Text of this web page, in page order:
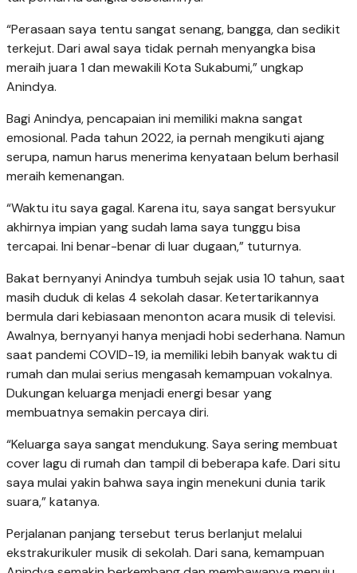
“Perasaan saya tentu sangat senang, bangga, dan sedikit
terkejut. Dari awal saya tidak pernah menyangka bisa
meraih juara 1 dan mewakili Kota Sukabumi,” ungkap
Anindya.
Bagi Anindya, pencapaian ini memiliki makna sangat
emosional. Pada tahun 2022, ia pernah mengikuti ajang
serupa, namun harus menerima kenyataan belum berhasil
meraih kemenangan.
“Waktu itu saya gagal. Karena itu, saya sangat bersyukur
akhirnya impian yang sudah lama saya tunggu bisa
tercapai. Ini benar-benar di luar dugaan,” tuturnya.
Bakat bernyanyi Anindya tumbuh sejak usia 10 tahun, saat
masih duduk di kelas 4 sekolah dasar. Ketertarikannya
bermula dari kebiasaan menonton acara musik di televisi.
Awalnya, bernyanyi hanya menjadi hobi sederhana. Namun
saat pandemi COVID-19, ia memiliki lebih banyak waktu di
rumah dan mulai serius mengasah kemampuan vokalnya.
Dukungan keluarga menjadi energi besar yang
membuatnya semakin percaya diri.
“Keluarga saya sangat mendukung. Saya sering membuat
cover lagu di rumah dan tampil di beberapa kafe. Dari situ
saya mulai yakin bahwa saya ingin menekuni dunia tarik
suara,” katanya.
Perjalanan panjang tersebut terus berlanjut melalui
ekstrakurikuler musik di sekolah. Dari sana, kemampuan